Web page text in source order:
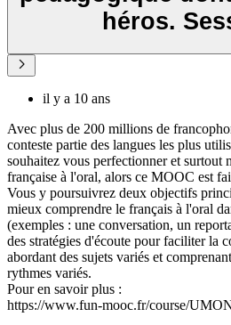
héros.
il y a 10 ans
Avec plus de 200 millions de
conteste partie des langues les plus
souhaitez vous perfectionner et surtout
française à l'oral, alors ce MOOC est
Vous y poursuivrez deux objectifs
mieux comprendre le français à l'oral
(exemples : une conversation, un
des stratégies d'écoute pour faciliter la
abordant des sujets variés et
rythmes variés.
Pour en savoir plus :
https://www.fun-mooc.fr/course/